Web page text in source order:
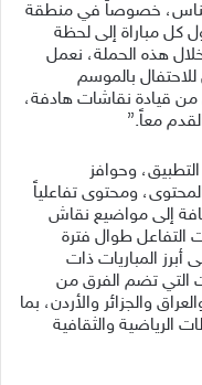
الناس، خصوصاً في منطقة
كل مباراة إلى لحظة
هذه الحملة، نعمل
بالموسم
قيادة نقاشات هادفة،
معاً.”
وحوافز
ومحتوى تفاعلياً
إلى مواضيع نقاش
التفاعل طوال فترة
المباريات ذات
التي تضم الفرق من
والجزائر والأردن، بما
الرياضية والثقافية